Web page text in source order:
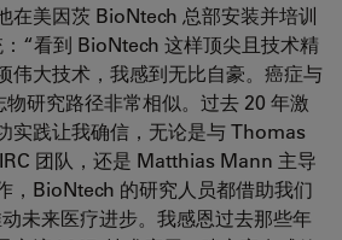
在美因茨 BioNtech 总部安装并培训
“看到 BioNtech 这样顶尖且技术精
伟大技术，我感到无比自豪。癌症与
物研究路径非常相似。过去 20 年激
实践让我确信，无论是与 Thomas
团队，还是 Matthias Mann 主导
，BioNtech 的研究人员都借助我们
未来医疗进步。我感恩过去那些年